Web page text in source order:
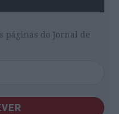
páginas do Jornal de